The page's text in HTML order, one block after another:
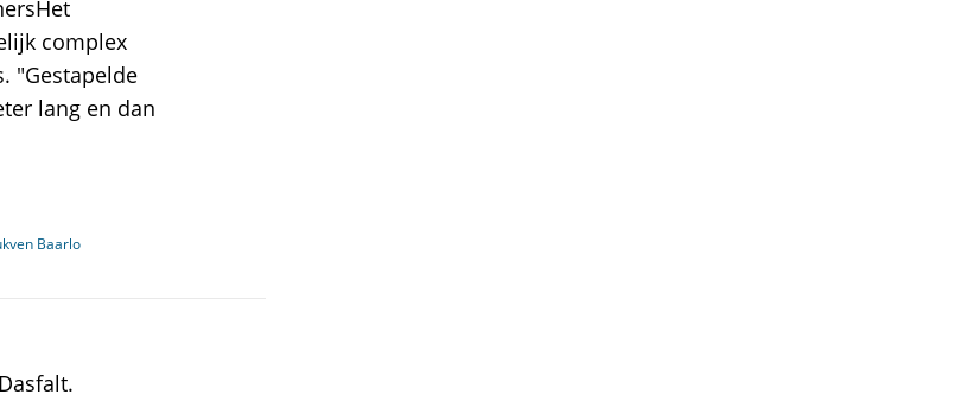
complex
"Gestapelde
lang en dan
Baarlo